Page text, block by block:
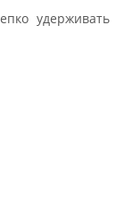
удерживать